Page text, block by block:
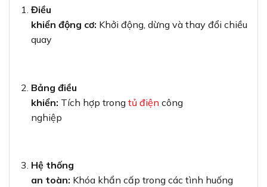
Điều
khiển động cơ: Khởi động, dừng và thay đổi chiều
quay
Bảng điều
khiển: Tích hợp trong tủ điện công
nghiệp
Hệ thống
an toàn: Khóa khẩn cấp trong các tình huống